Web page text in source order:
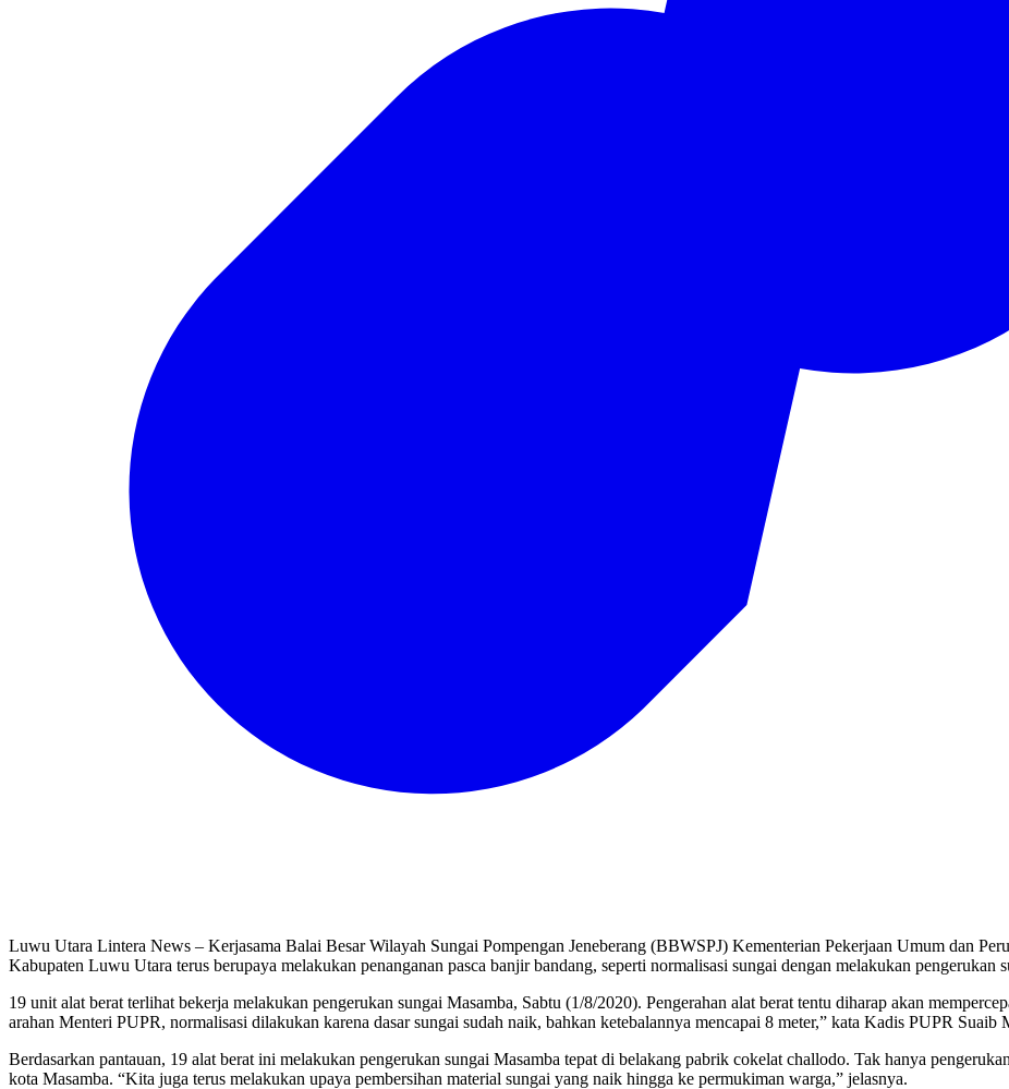
Luwu Utara Lintera News – Kerjasama Balai Besar Wilayah Sungai Pompengan Jeneberang (BBWSPJ) Kementerian Pekerjaan Umum dan
Kabupaten Luwu Utara terus berupaya melakukan penanganan pasca banjir bandang, seperti normalisasi sungai dengan melakukan pengerukan
19 unit alat berat terlihat bekerja melakukan pengerukan sungai Masamba, Sabtu (1/8/2020). Pengerahan alat berat tentu diharap akan
arahan Menteri PUPR, normalisasi dilakukan karena dasar sungai sudah naik, bahkan ketebalannya mencapai 8 meter,” kata Kadis PUPR Suaib
Berdasarkan pantauan, 19 alat berat ini melakukan pengerukan sungai Masamba tepat di belakang pabrik cokelat challodo. Tak hanya
kota Masamba. “Kita juga terus melakukan upaya pembersihan material sungai yang naik hingga ke permukiman warga,” jelasnya.